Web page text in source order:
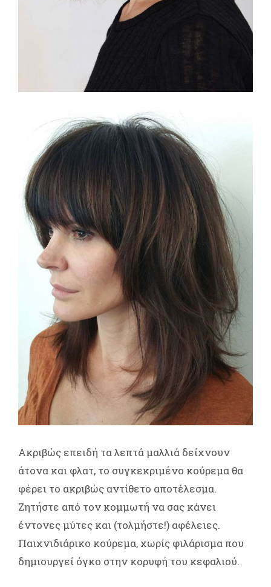
Aκριβώς επειδή τα λεπτά μαλλιά δείχνουν
άτονα και φλατ, το συγκεκριμένο κούρεμα θα
φέρει το ακριβώς αντίθετο αποτέλεσμα.
Ζητήστε από τον κομμωτή να σας κάνει
έντονες μύτες και (τολμήστε!) αφέλειες.
Παιχνιδιάρικο κούρεμα, χωρίς φιλάρισμα που
δημιουργεί όγκο στην κορυφή του κεφαλιού.